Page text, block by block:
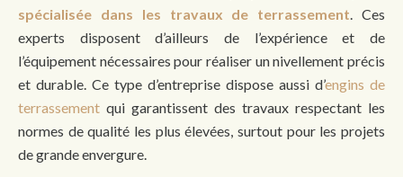
spécialisée dans les travaux de terrassement . Ces
experts disposent d’ailleurs de l’expérience et de
l’équipement nécessaires pour réaliser un nivellement précis
et durable. Ce type d’entreprise dispose aussi d’engins de
terrassement qui garantissent des travaux respectant les
normes de qualité les plus élevées, surtout pour les projets
de grande envergure.